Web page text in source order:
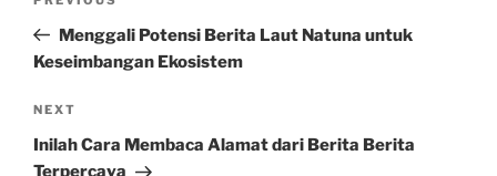
PostMenggali Potensi Berita Laut Natuna untuk
Keseimbangan Ekosistem
Next
Post
NEXT
Inilah Cara Membaca Alamat dari Berita Berita
Terpercaya